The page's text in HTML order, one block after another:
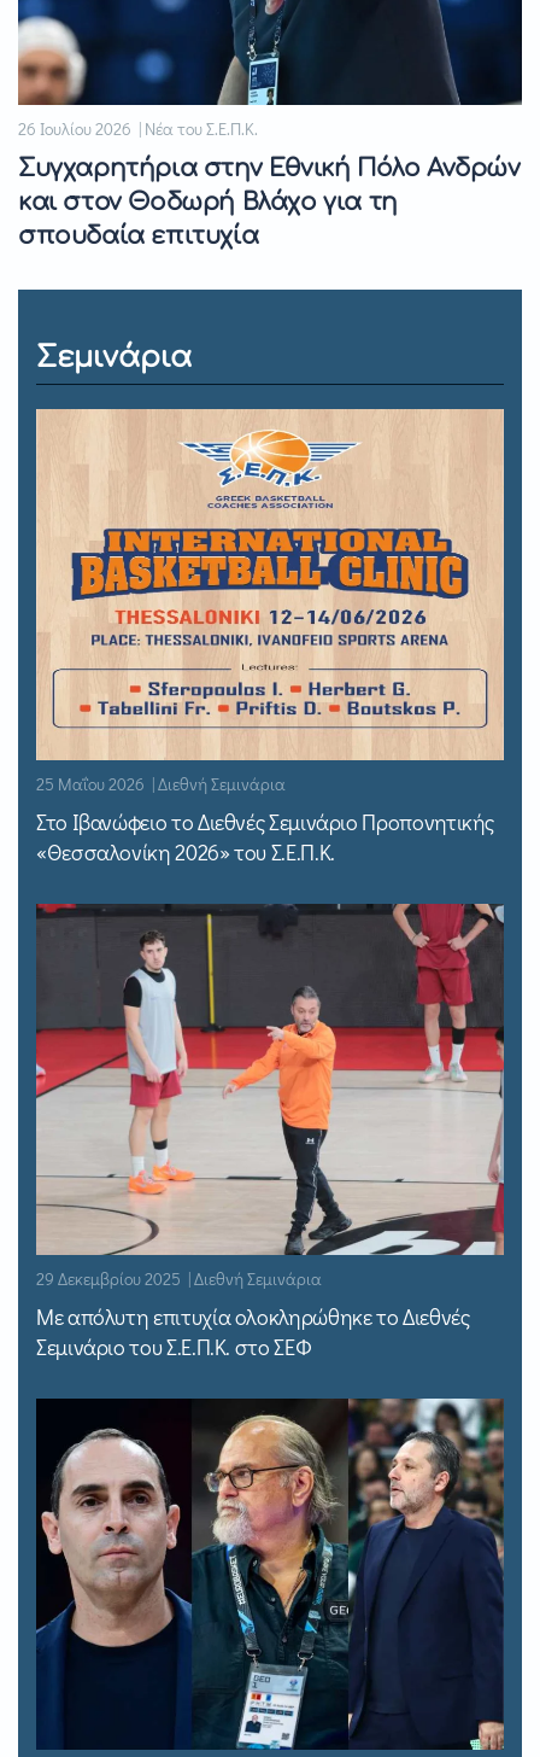
26 Ιουλίου 2026 | Νέα του Σ.Ε.Π.Κ.
Συγχαρητήρια στην Εθνική Πόλο Ανδρών
και στον Θοδωρή Βλάχο για τη
σπουδαία επιτυχία
Σεμινάρια
25 Μαΐου 2026 | Διεθνή Σεμινάρια
Στο Ιβανώφειο το Διεθνές Σεμινάριο Προπονητικής
«Θεσσαλονίκη 2026» του Σ.Ε.Π.Κ.
29 Δεκεμβρίου 2025 | Διεθνή Σεμινάρια
Με απόλυτη επιτυχία ολοκληρώθηκε το Διεθνές
Σεμινάριο του Σ.Ε.Π.Κ. στο ΣΕΦ